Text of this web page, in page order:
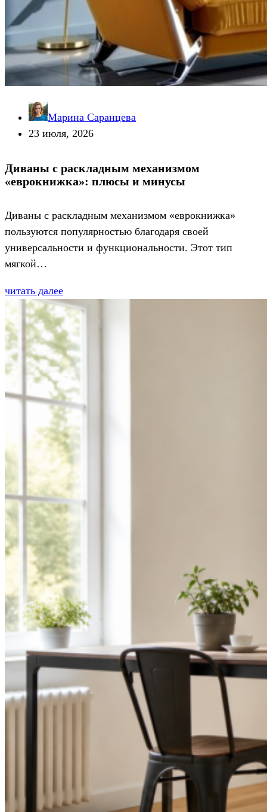
Марина Саранцева
23 июля, 2026
Диваны с раскладным механизмом
«еврокнижка»: плюсы и минусы
Диваны с раскладным механизмом «еврокнижка»
пользуются популярностью благодаря своей
универсальности и функциональности. Этот тип
мягкой…
читать далее